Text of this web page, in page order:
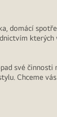
domácí
kterých
své činnosti
Chceme